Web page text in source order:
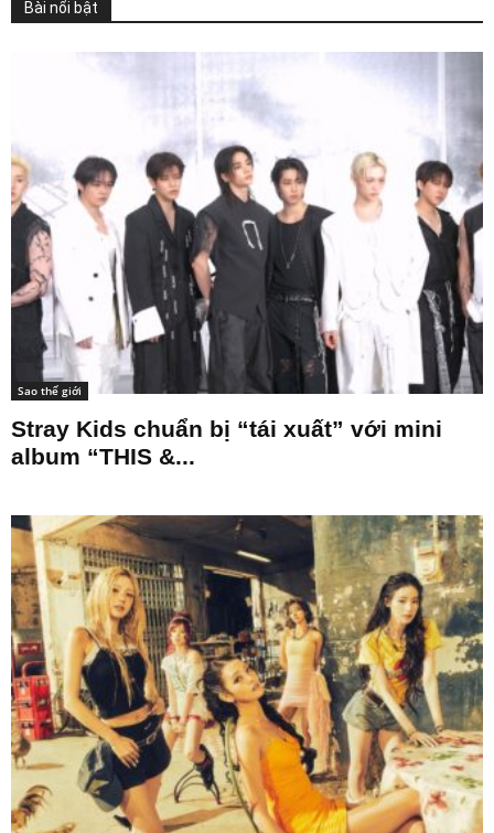
Bài nổi bật
Sao thế giới
Stray Kids chuẩn bị “tái xuất” với mini
album “THIS &...